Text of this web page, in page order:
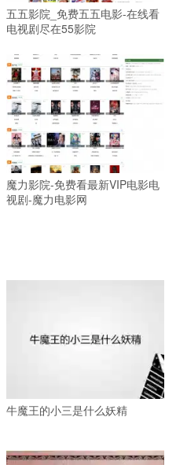
五五影院_免费五五电影-在线看
电视剧尽在55影院
魔力影院-免费看最新VIP电影电
视剧-魔力电影网
牛魔王的小三是什么妖精